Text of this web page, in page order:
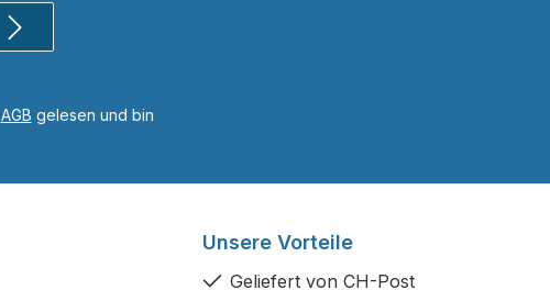
AGB gelesen und bin
Unsere Vorteile
Geliefert von CH-Post